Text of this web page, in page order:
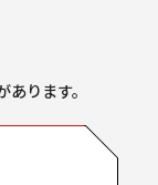
ります。